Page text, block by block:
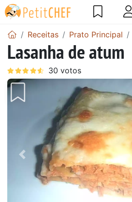
Receitas Prato Principal
Lasanha de atum
Anterior